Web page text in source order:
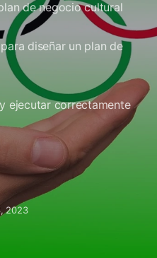
de negocio cultural
diseñar un plan de
ejecutar correctamente
2023